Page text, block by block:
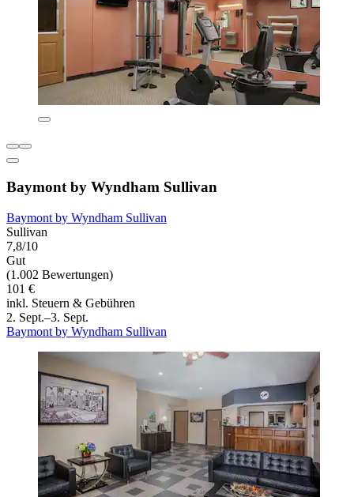
Baymont by Wyndham Sullivan
Baymont by Wyndham Sullivan
Sullivan
7,8/10
Gut
(1.002 Bewertungen)
101 €
inkl. Steuern & Gebühren
2. Sept.–3. Sept.
Baymont by Wyndham Sullivan